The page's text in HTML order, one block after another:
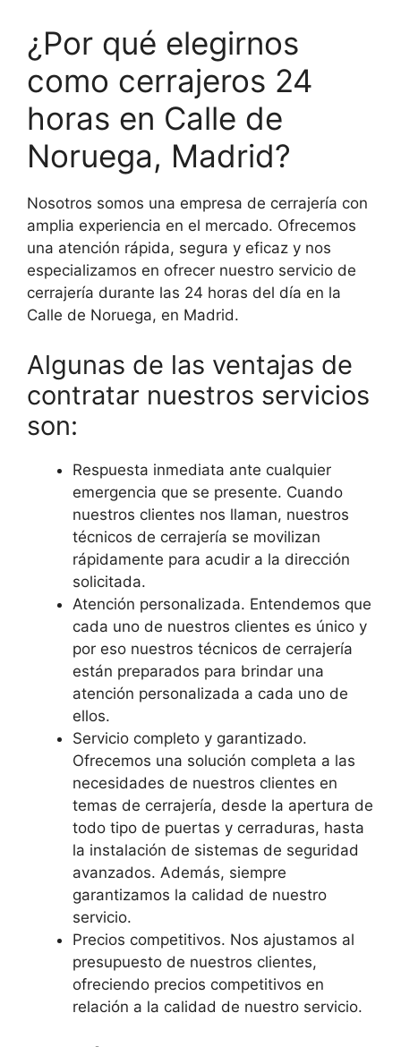
¿Por qué elegirnos
como cerrajeros 24
horas en Calle de
Noruega, Madrid?
Nosotros somos una empresa de cerrajería con
amplia experiencia en el mercado. Ofrecemos
una atención rápida, segura y eficaz y nos
especializamos en ofrecer nuestro servicio de
cerrajería durante las 24 horas del día en la
Calle de Noruega, en Madrid.
Algunas de las ventajas de
contratar nuestros servicios
son:
Respuesta inmediata ante cualquier
emergencia que se presente. Cuando
nuestros clientes nos llaman, nuestros
técnicos de cerrajería se movilizan
rápidamente para acudir a la dirección
solicitada.
Atención personalizada. Entendemos que
cada uno de nuestros clientes es único y
por eso nuestros técnicos de cerrajería
están preparados para brindar una
atención personalizada a cada uno de
ellos.
Servicio completo y garantizado.
Ofrecemos una solución completa a las
necesidades de nuestros clientes en
temas de cerrajería, desde la apertura de
todo tipo de puertas y cerraduras, hasta
la instalación de sistemas de seguridad
avanzados. Además, siempre
garantizamos la calidad de nuestro
servicio.
Precios competitivos. Nos ajustamos al
presupuesto de nuestros clientes,
ofreciendo precios competitivos en
relación a la calidad de nuestro servicio.